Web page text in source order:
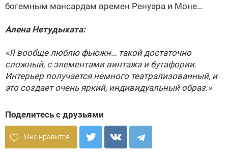
богемным мансардам времен Ренуара и Моне…
Алена Нетудыхата:
«Я вообще люблю фьюжн… такой достаточно
сложный, с элементами винтажа и бутафории.
Интерьер получается немного театрализованный, и
это создает очень яркий, индивидуальный образ.»
Поделитесь с друзьями
Мне нравится